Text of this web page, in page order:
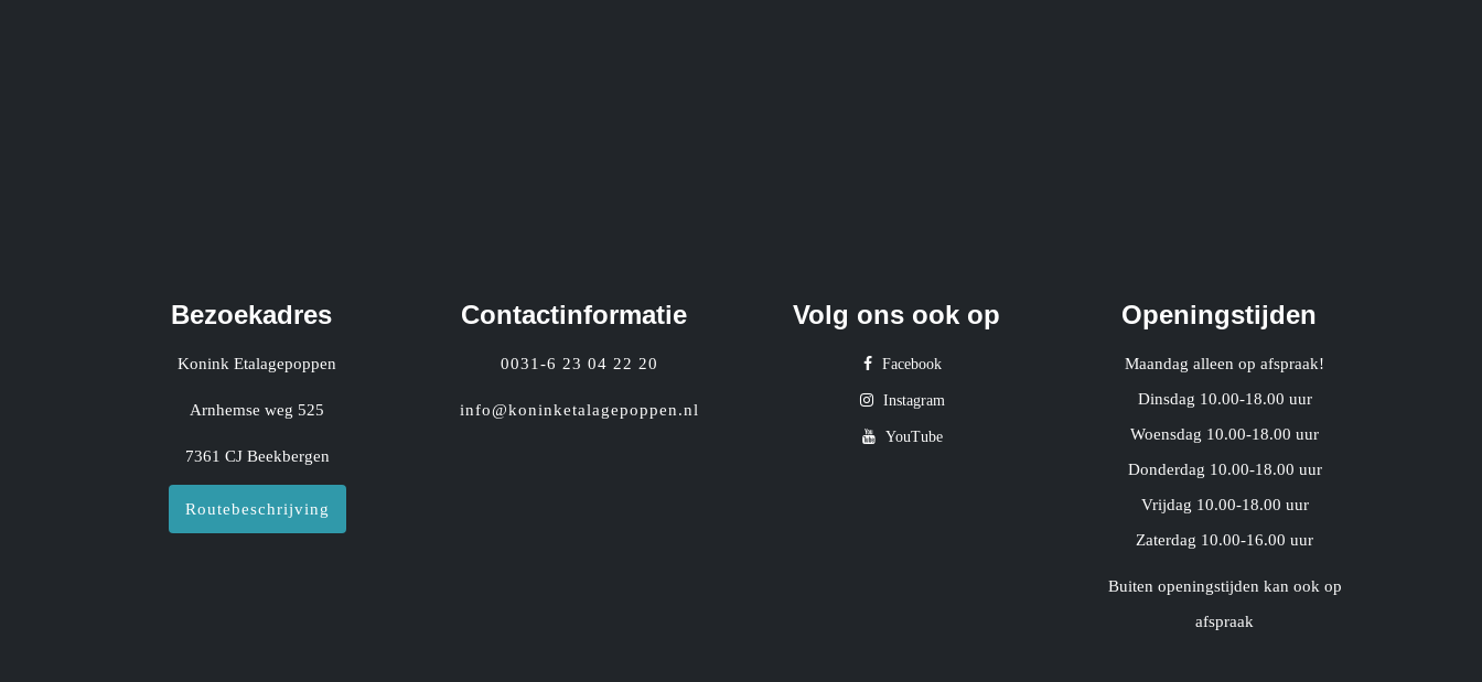
Bezoekadres
Konink Etalagepoppen
Arnhemse weg 525
7361 CJ Beekbergen
Routebeschrijving
Contactinformatie
0031-6 23 04 22 20
info@koninketalagepoppen.nl
Volg ons ook op
Facebook
Instagram
YouTube
Openingstijden
Maandag alleen op afspraak!
Dinsdag 10.00-18.00 uur
Woensdag 10.00-18.00 uur
Donderdag 10.00-18.00 uur
Vrijdag 10.00-18.00 uur
Zaterdag 10.00-16.00 uur
Buiten openingstijden kan ook op
afspraak